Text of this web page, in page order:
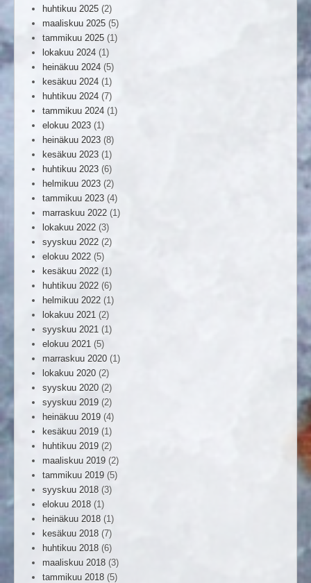
huhtikuu 2025 (2)
maaliskuu 2025 (5)
tammikuu 2025 (1)
lokakuu 2024 (1)
heinäkuu 2024 (5)
kesäkuu 2024 (1)
huhtikuu 2024 (7)
tammikuu 2024 (1)
elokuu 2023 (1)
heinäkuu 2023 (8)
kesäkuu 2023 (1)
huhtikuu 2023 (6)
helmikuu 2023 (2)
tammikuu 2023 (4)
marraskuu 2022 (1)
lokakuu 2022 (3)
syyskuu 2022 (2)
elokuu 2022 (5)
kesäkuu 2022 (1)
huhtikuu 2022 (6)
helmikuu 2022 (1)
lokakuu 2021 (2)
syyskuu 2021 (1)
elokuu 2021 (5)
marraskuu 2020 (1)
lokakuu 2020 (2)
syyskuu 2020 (2)
syyskuu 2019 (2)
heinäkuu 2019 (4)
kesäkuu 2019 (1)
huhtikuu 2019 (2)
maaliskuu 2019 (2)
tammikuu 2019 (5)
syyskuu 2018 (3)
elokuu 2018 (1)
heinäkuu 2018 (1)
kesäkuu 2018 (7)
huhtikuu 2018 (6)
maaliskuu 2018 (3)
tammikuu 2018 (5)